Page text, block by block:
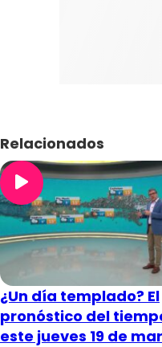
Relacionados
¿Un día templado? El
pronóstico del
este jueves 19 de